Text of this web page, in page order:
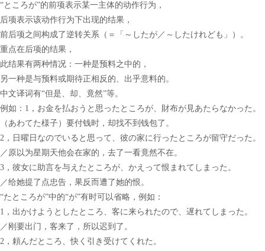
“ところが”的前项表示某一主体的动作行为，
后项表示该动作行为下出现的结果，
前后项之间构成了逆转关系（＝「～したが／～したけれども」）。
重点在后项的结果，
此结果有两种情况：一种是预料之中的，
另一种是与预料或期待正相反的、出乎意料的。
中文译词有“但是、却、竟然”等。
例如： 1 ， お金を払おうと思ったところが、財布が見あたらなかった。
（あわてた様子）要付钱时，却找不到钱包了。
2 ， 日曜日なのでいると思って、彼の家に行ったところが留守だった。
／原以为星期天他会在家的，去了一看竟然不在。
3 ， 彼女に助言を与えたところが、かえって恨まれてしまった。
／给她提了点忠告，果反而遭了她的恨。
“たところが”中的“が”有时可以省略，例如：
1 ， 出かけようとしたところ、客に来られたので、遅れてしまった。
／刚要出门，客来了，所以迟到了。
2 ， 頼んだところ、快く引き受けてくれた。